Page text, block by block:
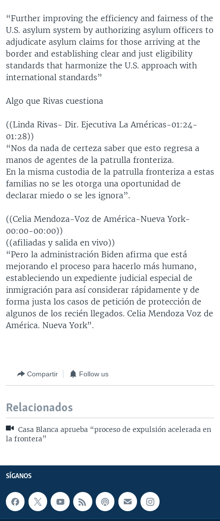
“Further improving the efficiency and fairness of the
U.S. asylum system by authorizing asylum officers to
adjudicate asylum claims for those arriving at the
border and establishing clear and just eligibility
standards that harmonize the U.S. approach with
international standards”
Algo que Rivas cuestiona
((Linda Rivas- Dir. Ejecutiva La Américas-01:24-
01:28))
“Nos da nada de certeza saber que esto regresa a
manos de agentes de la patrulla fronteriza.
En la misma custodia de la patrulla fronteriza a estas
familias no se les otorga una oportunidad de
declarar miedo o se les ignora”.
((Celia Mendoza-Voz de América-Nueva York-
00:00-00:00))
((afiliadas y salida en vivo))
“Pero la administración Biden afirma que está
mejorando el proceso para hacerlo más humano,
estableciendo un expediente judicial especial de
inmigración para así considerar rápidamente y de
forma justa los casos de petición de protección de
algunos de los recién llegados. Celia Mendoza Voz de
América. Nueva York”.
Compartir Follow us
Relacionados
Casa Blanca aprueba “proceso de expulsión acelerada en
la frontera”
SÍGANOS